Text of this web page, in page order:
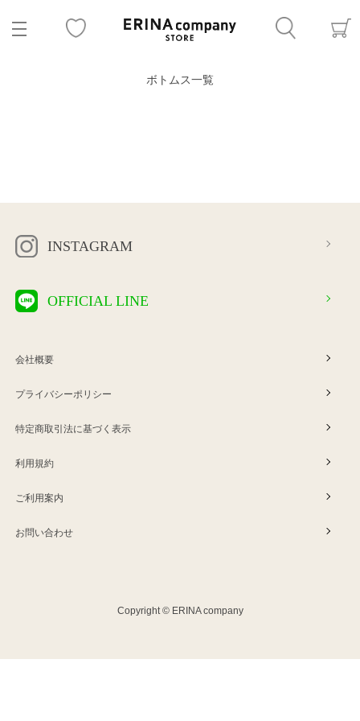
ボトムス一覧
INSTAGRAM
OFFICIAL LINE
会社概要
プライバシーポリシー
特定商取引法に基づく表示
利用規約
ご利用案内
お問い合わせ
Copyright © ERINA company